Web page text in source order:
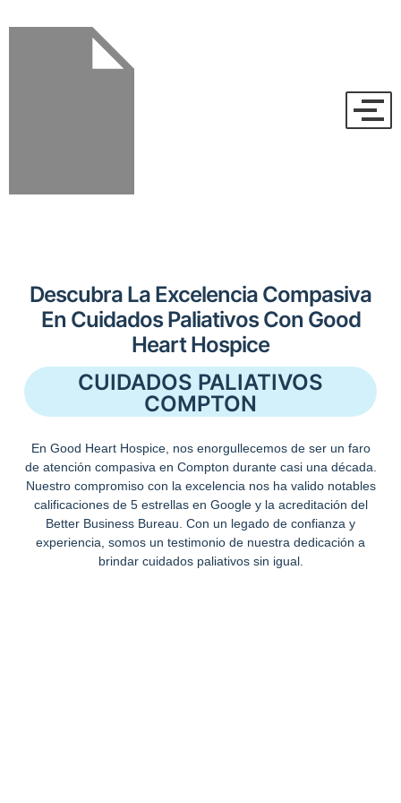
Descubra La Excelencia Compasiva
En Cuidados Paliativos Con Good
Heart Hospice
CUIDADOS PALIATIVOS
COMPTON
En Good Heart Hospice, nos enorgullecemos de ser un faro
de atención compasiva en Compton durante casi una década.
Nuestro compromiso con la excelencia nos ha valido notables
calificaciones de 5 estrellas en Google y la acreditación del
Better Business Bureau. Con un legado de confianza y
experiencia, somos un testimonio de nuestra dedicación a
brindar cuidados paliativos sin igual.